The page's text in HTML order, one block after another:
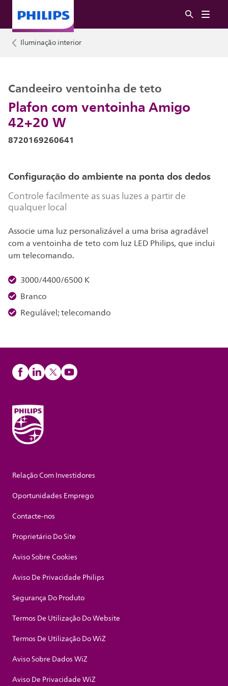
Iluminação interior
Plafon com ventoinha Amigo
42+20 W
Candeeiro ventoinha de teto
8720169260641
Configuração do ambiente na ponta dos dedos
Controle facilmente as suas luzes a partir de
qualquer local
Associe uma luz personalizável a uma brisa agradável
com a ventoinha de teto com luz LED Philips, que inclui
um telecomando.
3000/4400/6500 K
Branco
Regulável; telecomando
Relação Com Investidores
Oportunidades Emprego
Contacte-nos
Proprietário Do Site
Aviso Sobre Cookies
Aviso De Privacidade Philips
Segurança Do Produto
Termos De Utilização Do Website
Termos De Utilização Do WiZ
Aviso Sobre Dados WiZ
Aviso De Privacidade WiZ